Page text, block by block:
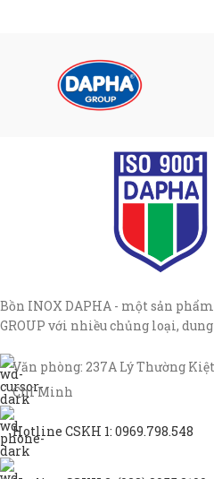
Bồn INOX DAPHA - một sản
GROUP với nhiều chủng loại,
Văn phòng: 237A Lý Thường
Chí Minh
Hotline CSKH 1: 0969.798.548